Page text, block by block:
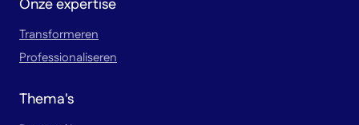
Onze expertise
Transformeren
Professionaliseren
Thema's